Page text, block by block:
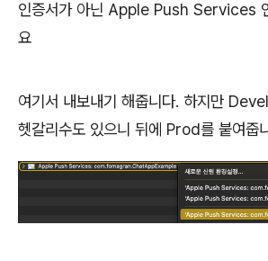
인증서가 아닌 Apple Push Services
요
여기서 내보내기 해줍니다. 하지만
헷갈리수도 있으니 뒤에 Prod를 붙여줍